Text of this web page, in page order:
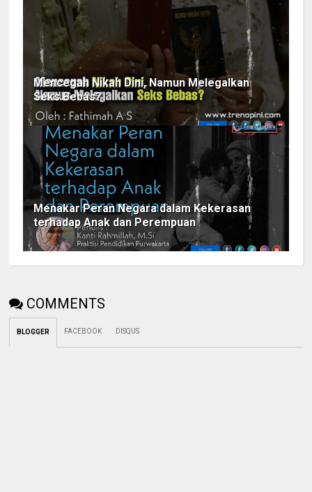
Mencegah Nikah Dini, Namun Melegalkan
Seks Bebas?
Menakar Peran Negara dalam Kekerasan
terhadap Anak dan Perempuan
COMMENTS
BLOGGER FACEBOOK DISQUS